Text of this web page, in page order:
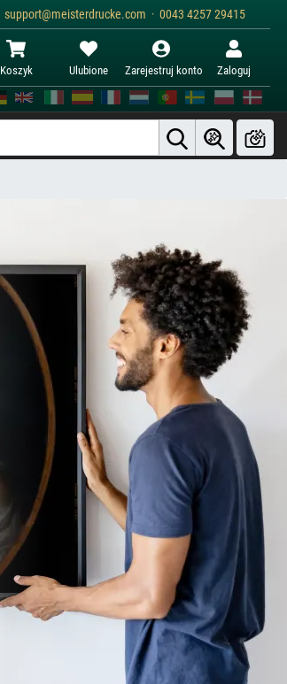
support@meisterdrucke.com · 0043 4257 29415
Koszyk Ulubione Zarejestruj konto Zaloguj